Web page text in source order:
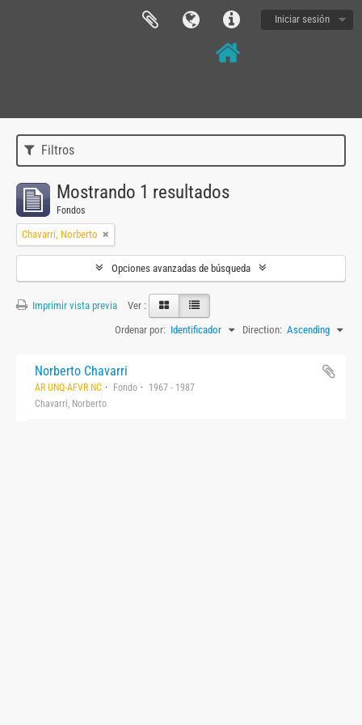
Iniciar sesión
Filtros
Mostrando 1 resultados
Fondos
Chavarri, Norberto
Opciones avanzadas de búsqueda
Imprimir vista previa
Ver :
Ordenar por: Identificador Direction: Ascending
Norberto Chavarri
AR UNQ-AFVR NC Fondo
1967 - 1987
Chavarri, Norberto